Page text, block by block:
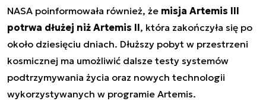
NASA poinformowała również, że misja Artemis III
potrwa dłużej niż Artemis II, która zakończyła się po
około dziesięciu dniach. Dłuższy pobyt w przestrzeni
kosmicznej ma umożliwić dalsze testy systemów
podtrzymywania życia oraz nowych technologii
wykorzystywanych w programie Artemis.